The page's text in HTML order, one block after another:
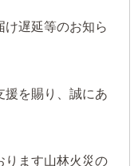
け遅延等のお知ら
援を賜り、誠にあ
ります山林火災の